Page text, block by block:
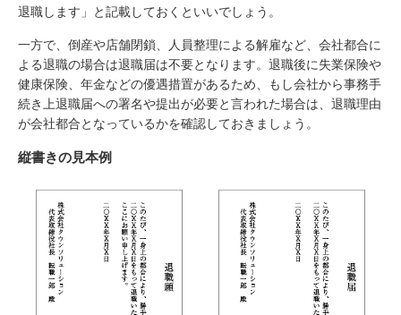
退職します」と記載しておくといいでしょう。
一方で、倒産や店舗閉鎖、人員整理による解雇など、会社都合に
よる退職の場合は退職届は不要となります。退職後に失業保険や
健康保険、年金などの優遇措置があるため、もし会社から事務手
続き上退職届への署名や提出が必要と言われた場合は、退職理由
が会社都合となっているかを確認しておきましょう。
縦書きの見本例